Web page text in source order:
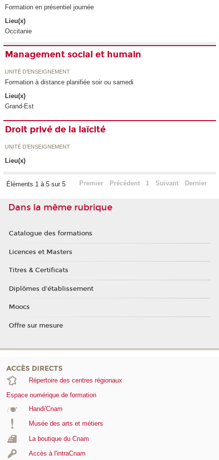
Formation en présentiel journée
Lieu(x)
Occitanie
Management social et humain
UNITÉ D’ENSEIGNEMENT
Formation à distance planifiée soir ou samedi
Lieu(x)
Grand-Est
Droit privé de la laïcité
UNITÉ D’ENSEIGNEMENT
Lieu(x)
Éléments 1 à 5 sur 5 Premier Précédent 1 Suivant Dernier
Dans la même rubrique
Catalogue des formations
Licences et Masters
Titres & Certificats
Diplômes d'établissement
Moocs
Offre sur mesure
ACCÈS DIRECTS
Répertoire des centres régionaux
Espace numérique de formation
Handi'Cnam
Musée des arts et métiers
La boutique du Cnam
Accès à l'intraCnam